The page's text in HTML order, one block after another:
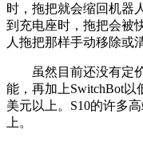
时，拖把就会缩回机器
到充电座时，拖把会被
人拖把那样手动移除或
虽然目前还没有定价
能，再加上SwitchBot以
美元以上。S10的许多
上。